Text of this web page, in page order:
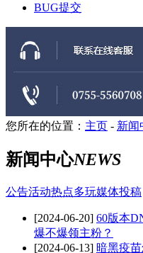
BUG提交
您所在的位置： 主页 - 新闻
新闻中心NEWS
公告活动热点多玩媒体投稿
[2024-06-20] 60版本
爆不爆领主粉？
[2024-06-13] 暗黑疫